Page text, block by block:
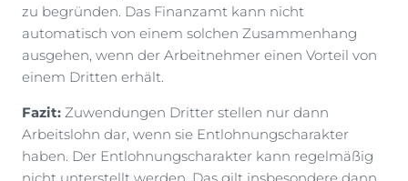
zu begründen. Das Finanzamt kann nicht
automatisch von einem solchen Zusammenhang
ausgehen, wenn der Arbeitnehmer einen Vorteil von
einem Dritten erhält.
Fazit: Zuwendungen Dritter stellen nur dann
Arbeitslohn dar, wenn sie Entlohnungscharakter
haben. Der Entlohnungscharakter kann regelmäßig